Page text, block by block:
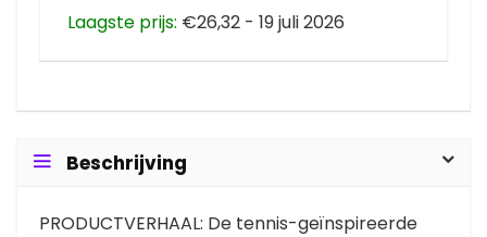
Laagste prijs: €26,32 - 19 juli 2026
Beschrijving
PRODUCTVERHAAL: De tennis-geïnspireerde